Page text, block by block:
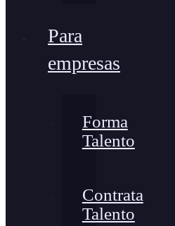
Para
empresas
Forma
Talento
Contrata
Talento